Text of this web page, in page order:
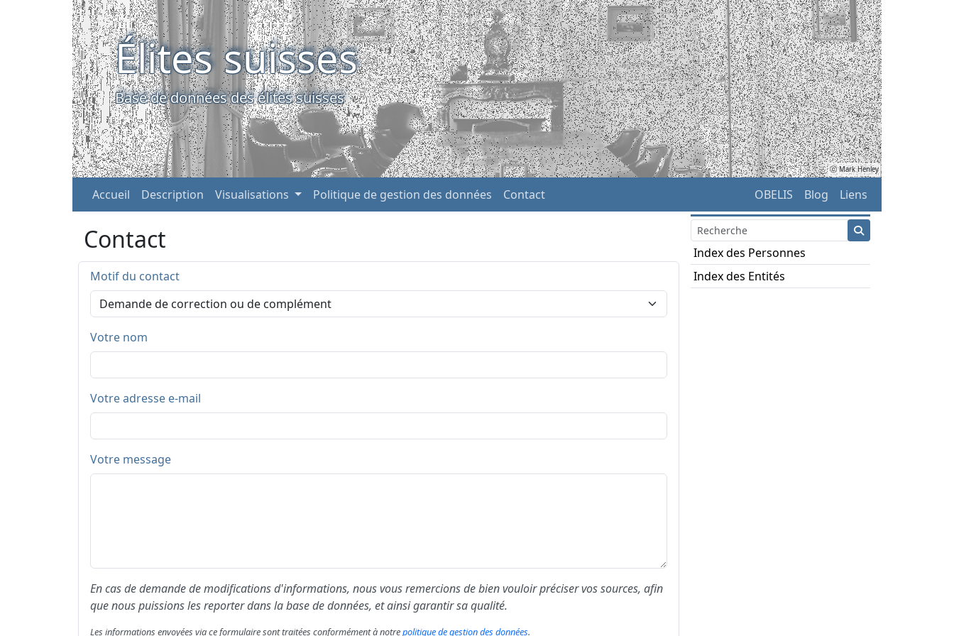
Élites suisses
Base de données des élites suisses
ⓒ Mark Henley
Accueil Description Visualisations Politique de gestion des données Contact OBELIS Blog Liens
Contact
Motif du contact
Votre nom
Votre adresse e-mail
Votre message
En cas de demande de modifications d'informations, nous vous remercions de bien vouloir préciser vos sources, afin
que nous puissions les reporter dans la base de données, et ainsi garantir sa qualité.
Les informations envoyées via ce formulaire sont traitées conformément à notrepolitique de gestion des données.
Index des Personnes
Index des Entités